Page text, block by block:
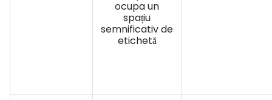
ocupa un
spațiu
semnificativ de
etichetă